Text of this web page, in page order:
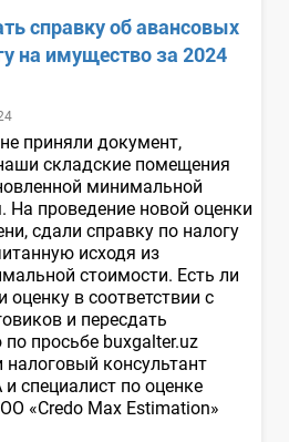
справку об авансовых
на имущество за 2024
приняли документ,
складские помещения
минимальной
На проведение новой оценки
сдали справку по налогу
исходя из
стоимости. Есть ли
в соответствии с
и пересдать
просьбе buxgalter.uz
консультант
специалист по оценке
«Credo Max Estimation»